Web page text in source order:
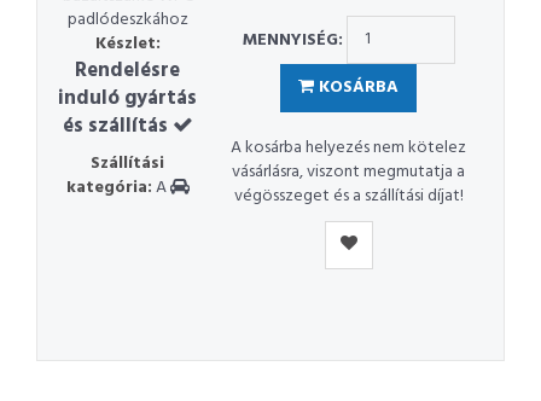
Készlet:
Rendelésre
induló gyártás
és szállítás
Szállítási
kategória:A
MENNYISÉG:
KOSÁRBA
A kosárba helyezés nem kötelez
vásárlásra, viszont megmutatja a
végösszeget és a szállítási díjat!